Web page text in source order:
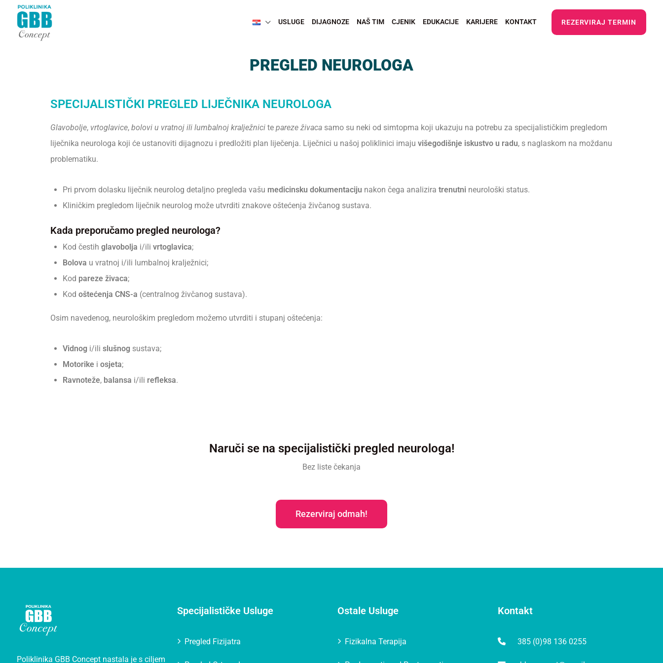
USLUGE DIJAGNOZE NAŠ TIM CJENIK EDUKACIJE KARIJERE KONTAKT REZERVIRAJ TERMIN
PREGLED NEUROLOGA
SPECIJALISTIČKI PREGLED LIJEČNIKA NEUROLOGA
Glavobolje, vrtoglavice, bolovi u vratnoj ili lumbalnoj kralježnici te pareze živaca samo su neki od simtopma koji ukazuju na potrebu za specijalističkim pregledom
liječnika neurologa koji će ustanoviti dijagnozu i predložiti plan liječenja. Liječnici u našoj poliklinici imaju višegodišnje iskustvo u radu, s naglaskom na moždanu
problematiku.
Pri prvom dolasku liječnik neurolog detaljno pregleda vašu medicinsku dokumentaciju nakon čega analizira trenutni neurološki status.
Kliničkim pregledom liječnik neurolog može utvrditi znakove oštećenja živčanog sustava.
Kada preporučamo pregled neurologa?
Kod čestih glavobolja i/ili vrtoglavica;
Bolova u vratnoj i/ili lumbalnoj kralježnici;
Kod pareze živaca;
Kod oštećenja CNS-a (centralnog živčanog sustava).
Osim navedenog, neurološkim pregledom možemo utvrditi i stupanj oštećenja:
Vidnog i/ili slušnog sustava;
Motorike i osjeta;
Ravnoteže, balansa i/ili refleksa.
Naruči se na specijalistički pregled neurologa!
Bez liste čekanja
Rezerviraj odmah!
Poliklinika GBB Concept nastala je s ciljem
Specijalističke Usluge
Pregled Fizijatra
Ostale Usluge
Fizikalna Terapija
Kontakt
385 (0)98 136 0255